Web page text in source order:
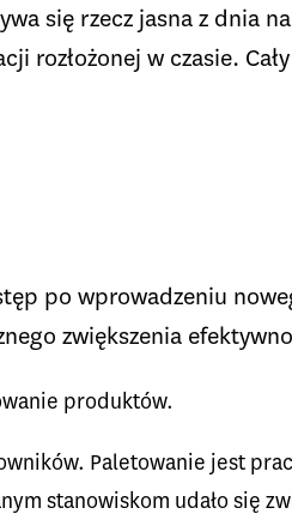
się rzecz jasna z dnia
rozłożonej w czasie.
po wprowadzeniu
zwiększenia
produktów.
Paletowanie jest
stanowiskom udało się